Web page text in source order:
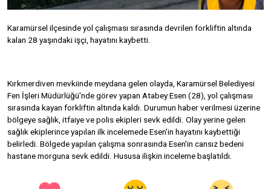
Karamürsel ilçesinde yol çalışması sırasında devrilen forkliftin altında
kalan 28 yaşındaki işçi, hayatını kaybetti.
Kırkmerdiven mevkiinde meydana gelen olayda, Karamürsel Belediyesi
Fen İşleri Müdürlüğü'nde görev yapan Atabey Esen (28), yol çalışması
sırasında kayan forkliftin altında kaldı. Durumun haber verilmesi üzerine
bölgeye sağlık, itfaiye ve polis ekipleri sevk edildi. Olay yerine gelen
sağlık ekiplerince yapılan ilk incelemede Esen'in hayatını kaybettiği
belirledi. Bölgede yapılan çalışma sonrasında Esen'in cansız bedeni
hastane morguna sevk edildi. Hususa ilişkin inceleme başlatıldı.